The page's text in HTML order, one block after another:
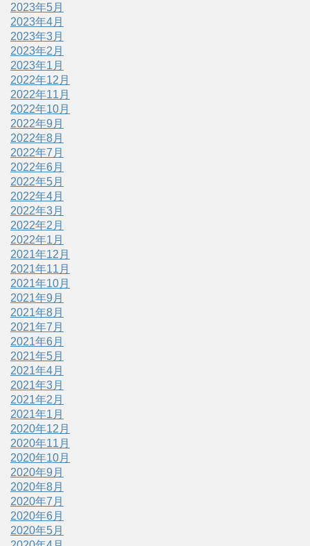
2023年5月
2023年4月
2023年3月
2023年2月
2023年1月
2022年12月
2022年11月
2022年10月
2022年9月
2022年8月
2022年7月
2022年6月
2022年5月
2022年4月
2022年3月
2022年2月
2022年1月
2021年12月
2021年11月
2021年10月
2021年9月
2021年8月
2021年7月
2021年6月
2021年5月
2021年4月
2021年3月
2021年2月
2021年1月
2020年12月
2020年11月
2020年10月
2020年9月
2020年8月
2020年7月
2020年6月
2020年5月